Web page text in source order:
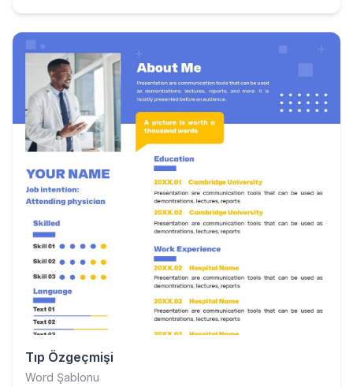
Tıp Özgeçmişi
Word Şablonu